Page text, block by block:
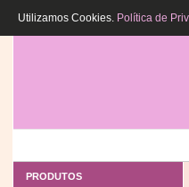
PRODUTOS
Utilizamos Cookies. Política de